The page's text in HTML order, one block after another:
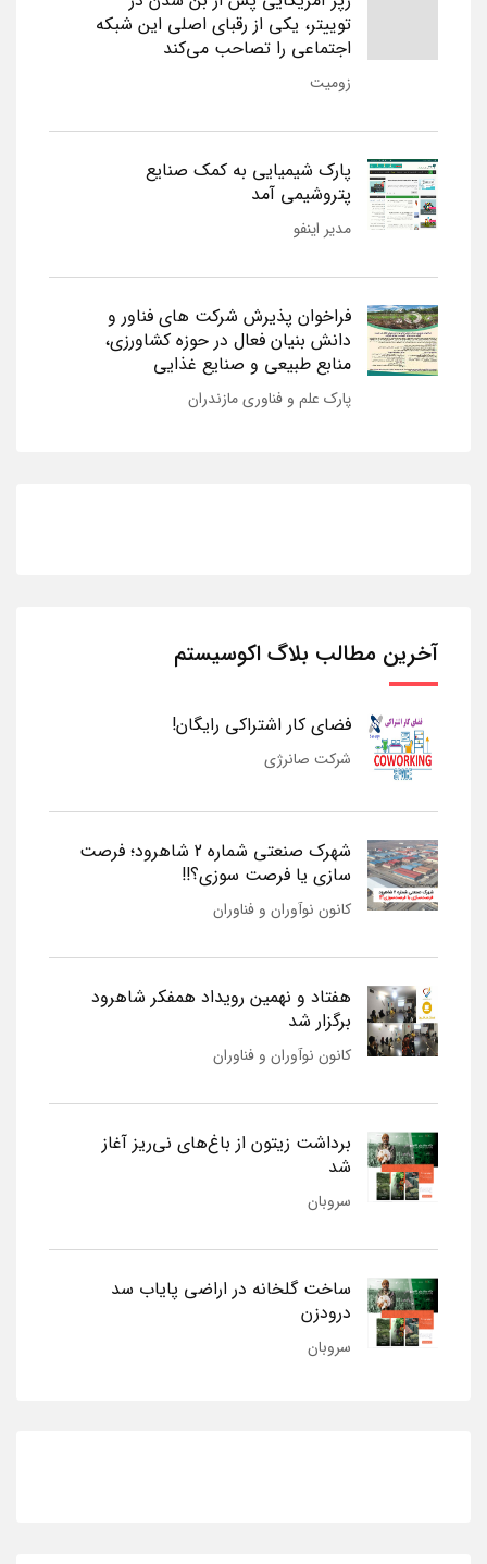
توییتر، یکی از رقبای اصلی این شبکه
اجتماعی را تصاحب می‌کند
زومیت
پارک شیمیایی به کمک صنایع
پتروشیمی آمد
مدیر اینفو
فراخوان پذیرش شرکت های فناور و
دانش بنیان فعال در حوزه کشاورزی،
منابع طبیعی و صنایع غذایی
پارک علم و فناوری مازندران
آخرین مطالب بلاگ اکوسیستم
فضای کار اشتراکی رایگان!
شرکت صانرژی
شهرک صنعتی شماره 2 شاهرود؛ فرصت
سازی یا فرصت سوزی؟!!
کانون نوآوران و فناوران
هفتاد و نهمین رویداد همفکر شاهرود
برگزار شد
کانون نوآوران و فناوران
برداشت زیتون از باغ‌های نی‌ریز آغاز
شد
سروبان
ساخت گلخانه در اراضی پایاب سد
درودزن
سروبان